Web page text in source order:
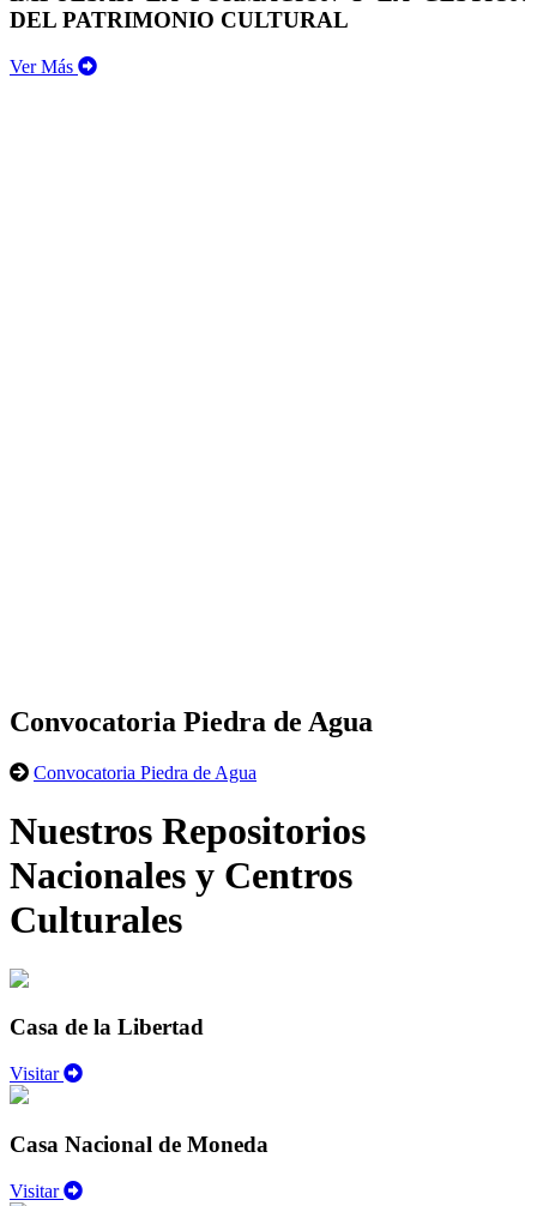
DEL PATRIMONIO CULTURAL
Ver Más
Convocatoria Piedra de Agua
Convocatoria Piedra de Agua
Nuestros Repositorios
Nacionales y Centros
Culturales
Casa de la Libertad
Visitar
Casa Nacional de Moneda
Visitar